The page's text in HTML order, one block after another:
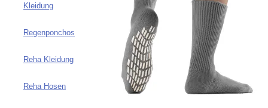
Kleidung
Regenponchos
Reha Kleidung
Reha Hosen